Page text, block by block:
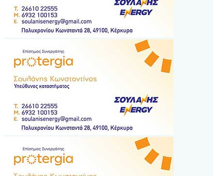
Συνεντεύξεις
Άρθρα
Κοινωνικά θέματα
Βίντεο
Γνωρίζατε ότι
Διάφορα θέματα